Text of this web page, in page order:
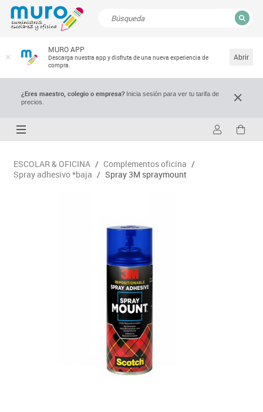
MURO APP
Descarga nuestra app y disfruta de una nueva experiencia de
compra.
Abrir
¿Eres maestro, colegio o empresa?Inicia sesión para ver tu tarifa de
precios.
ESCOLAR & OFICINA / Complementos oficina /
Spray adhesivo *baja / Spray 3M spraymount